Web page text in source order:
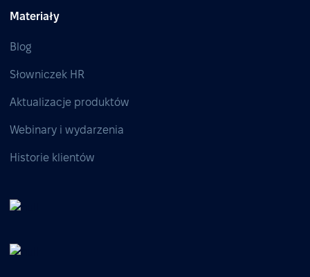
Materiały
Blog
Słowniczek HR
Aktualizacje produktów
Webinary i wydarzenia
Historie klientów